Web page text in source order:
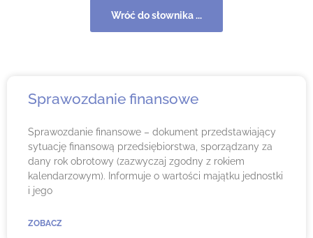
Wróć do słownika ...
Sprawozdanie finansowe
Sprawozdanie finansowe – dokument przedstawiający
sytuację finansową przedsiębiorstwa, sporządzany za
dany rok obrotowy (zazwyczaj zgodny z rokiem
kalendarzowym). Informuje o wartości majątku jednostki
i jego
ZOBACZ